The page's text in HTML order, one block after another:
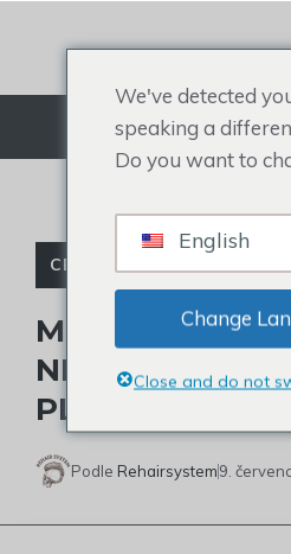
Jídelní lístek
CELEBRITY TOUPEE
MĚL HOWIE
NEBO NE:
PLEŠATOSTI
Podle Rehairsystem9.
We've detected
speaking a
Do you want to
English
Change
Close and do not